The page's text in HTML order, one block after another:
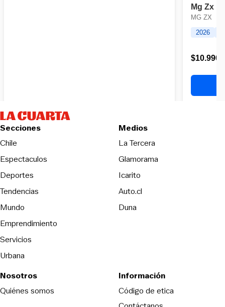
Secciones
Chile
Espectaculos
Deportes
Tendencias
Mundo
Emprendimiento
Servicios
Urbana
Medios
La Tercera
Glamorama
Icarito
Auto.cl
Duna
Nosotros
Quiénes somos
Información
Código de etica